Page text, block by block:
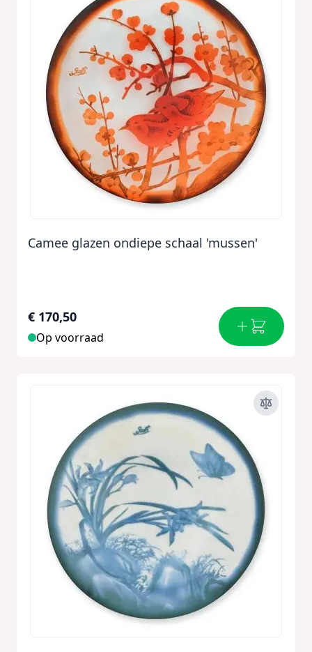
Camee glazen ondiepe schaal 'mussen'
€ 170,50
Op voorraad